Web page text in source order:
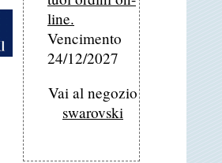
line.
Vencimento
24/12/2027
Vai al negozio
swarovski